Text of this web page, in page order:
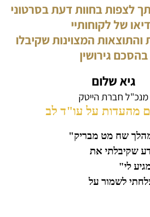
לצפות בחוות דעת בסרטוני
של לקוחותיי
המצוינות שקיבלו
בהסכם גירושין
גיא שלום
מנכ"ל חברת הייטק
מהעדות על עו"ד לב
שח מט מבריק"
שקיבלתי את
לי"
לשמור על